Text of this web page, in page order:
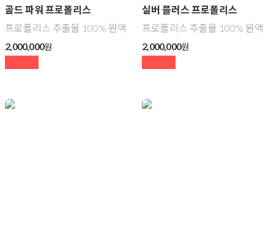
골드 파워 프로폴리스
프로폴리스 추출물 100% 원액
2,000,000
실버 플러스 프로폴리스
프로폴리스 추출물 100% 원액
2,000,000